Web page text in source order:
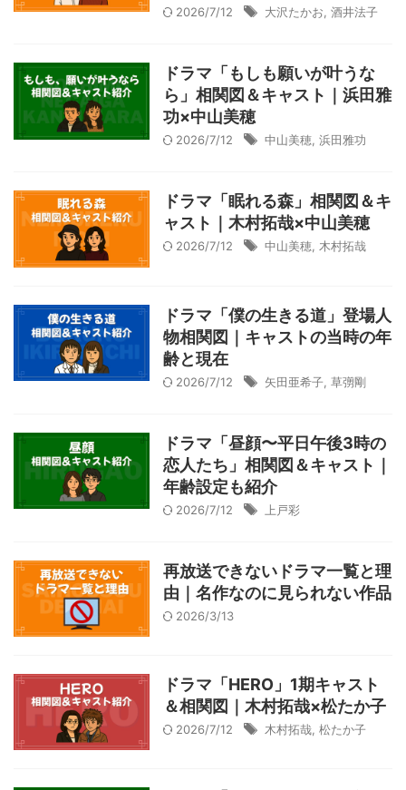
2026/7/12 大沢たかお, 酒井法子
ドラマ「もしも願いが叶うな
ら」相関図＆キャスト｜浜田雅
功×中山美穂
2026/7/12 中山美穂, 浜田雅功
ドラマ「眠れる森」相関図＆キ
ャスト｜木村拓哉×中山美穂
2026/7/12 中山美穂, 木村拓哉
ドラマ「僕の生きる道」登場人
物相関図｜キャストの当時の年
齢と現在
2026/7/12 矢田亜希子 草彅剛
ドラマ「昼顔〜平日午後3時の
恋人たち」相関図＆キャスト｜
年齢設定も紹介
2026/7/12 上戸彩
再放送できないドラマ一覧と理
由｜名作なのに見られない作品
2026/3/13
ドラマ「HERO」1期キャスト
＆相関図｜木村拓哉×松たか子
2026/7/12 木村拓哉 松たか子